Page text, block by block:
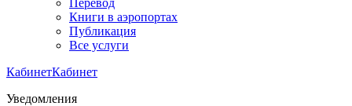
Перевод
Книги в аэропортах
Публикация
Все услуги
КабинетКабинет
Уведомления